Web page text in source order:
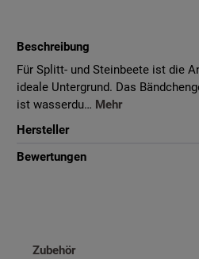
Beschreibung
Für Splitt- und Steinbeete ist die
ideale Untergrund. Das
ist wasserdu… Mehr
Hersteller
Bewertungen
Produktgalerie überspringen
Zubehör